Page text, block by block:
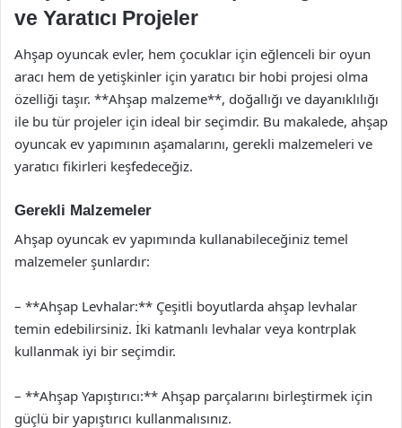
ve Yaratıcı Projeler
Ahşap oyuncak evler, hem çocuklar için eğlenceli bir oyun
aracı hem de yetişkinler için yaratıcı bir hobi projesi olma
özelliği taşır. **Ahşap malzeme**, doğallığı ve dayanıklılığı
ile bu tür projeler için ideal bir seçimdir. Bu makalede, ahşap
oyuncak ev yapımının aşamalarını, gerekli malzemeleri ve
yaratıcı fikirleri keşfedeceğiz.
Gerekli Malzemeler
Ahşap oyuncak ev yapımında kullanabileceğiniz temel
malzemeler şunlardır:
– **Ahşap Levhalar:** Çeşitli boyutlarda ahşap levhalar
temin edebilirsiniz. İki katmanlı levhalar veya kontrplak
kullanmak iyi bir seçimdir.
– **Ahşap Yapıştırıcı:** Ahşap parçalarını birleştirmek için
güçlü bir yapıştırıcı kullanmalısınız.